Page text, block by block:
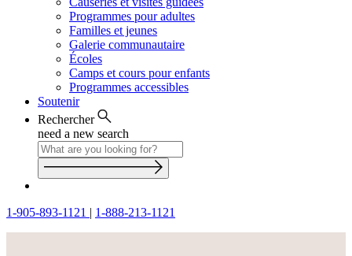
Programmes pour adultes
Familles et jeunes
Galerie communautaire
Écoles
Camps et cours pour enfants
Programmes accessibles
Soutenir
Rechercher
need a new search
1-905-893-1121 | 1-888-213-1121